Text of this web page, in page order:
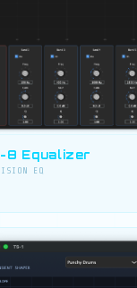
8 Equalizer
EQ